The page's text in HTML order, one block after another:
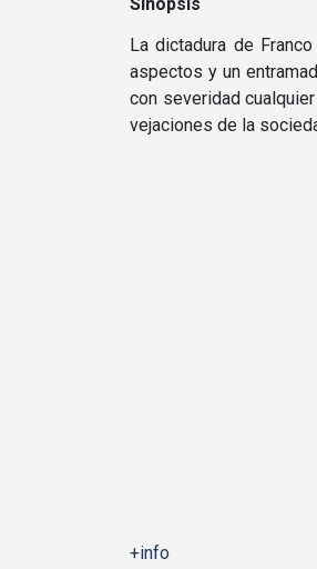
La dictadura de
aspectos y un
con severidad
vejaciones de la
+info